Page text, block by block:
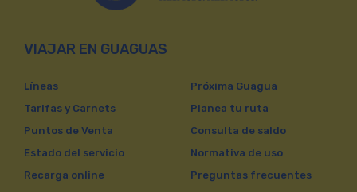
VIAJAR EN GUAGUAS
Líneas
Tarifas y Carnets
Puntos de Venta
Estado del servicio
Recarga online
Próxima Guagua
Planea tu ruta
Consulta de saldo
Normativa de uso
Preguntas frecuentes